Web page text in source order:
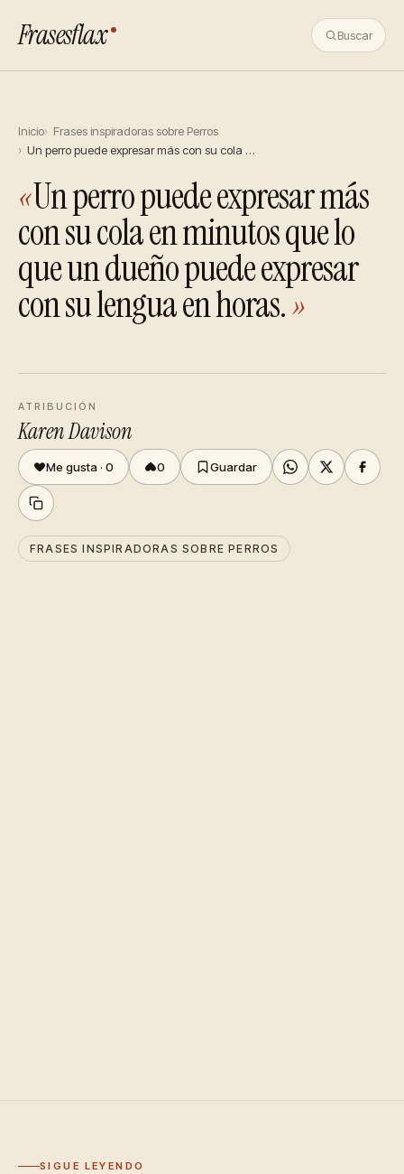
Frasesflax Buscar
Inicio
Frases inspiradoras sobre Perros
Un perro puede expresar más con su cola …
«Un perro puede expresar más
con su cola en minutos que lo
que un dueño puede expresar
con su lengua en horas.»
ATRIBUCIÓN
Karen Davison
Me gusta · 0 0 Guardar
FRASES INSPIRADORAS SOBRE PERROS
SIGUE LEYENDO